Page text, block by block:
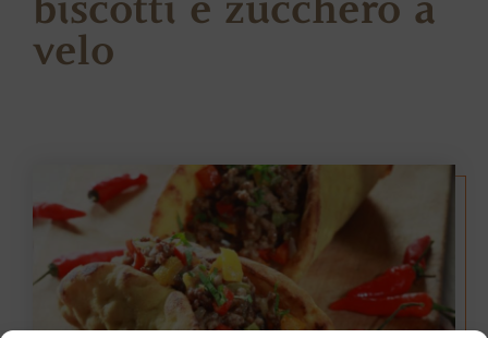
biscotti e zucchero a
velo